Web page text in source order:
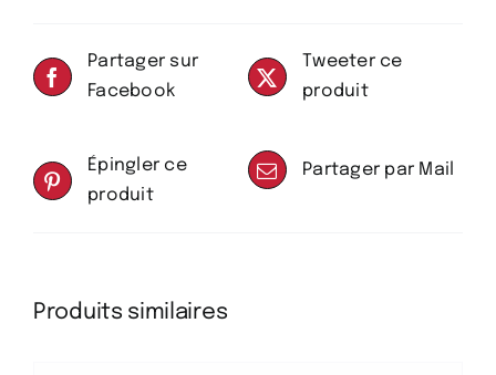
Partager sur
Facebook
Tweeter ce
produit
Épingler ce
produit
Partager par Mail
Produits similaires